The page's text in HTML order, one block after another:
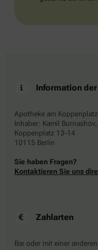
Information
Apotheke am Koppenplatz
Inhaber: Kamil Burnashov,
Koppenplatz 13-14
10115 Berlin
Sie haben Fragen?
Kontaktieren Sie uns
Zahlarten
Bar oder mit einer